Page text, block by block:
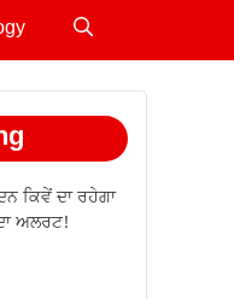
ਕਿਵੇਂ ਦਾ ਰਹੇਗਾ
ਅਲਰਟ!